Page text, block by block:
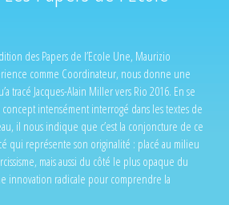
des Papers de l’Ecole Une, Maurizio
comme Coordinateur, nous donne une
tracé Jacques-Alain Miller vers Rio 2016. En se
intensément interrogé dans les textes de
il nous indique que c’est la conjoncture de ce
qui représente son originalité : placé au milieu
mais aussi du côté le plus opaque du
innovation radicale pour comprendre la